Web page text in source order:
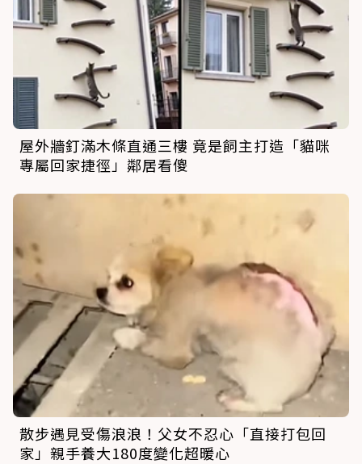
屋外牆釘滿木條直通三樓 竟是飼主打造「貓咪
專屬回家捷徑」鄰居看傻
散步遇見受傷浪浪！父女不忍心「直接打包回
家」親手養大180度變化超暖心